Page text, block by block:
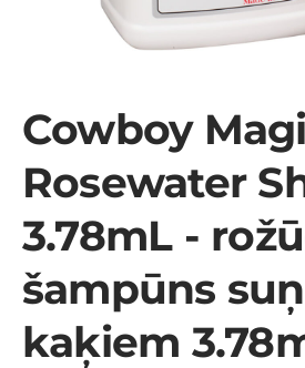
Cowboy
Rosewater
3.78mL -
šampūns
kaķiem